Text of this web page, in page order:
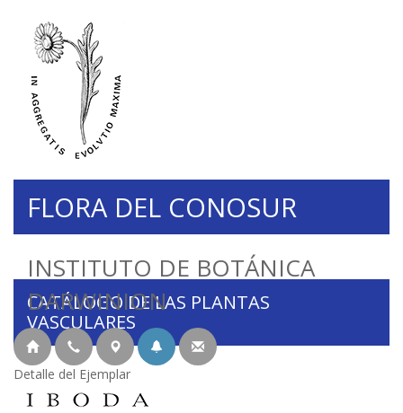
INSTITUTO DE BOTÁNICA
DARWINION
FLORA DEL CONOSUR
CATÁLOGO DE LAS PLANTAS
VASCULARES
Detalle del Ejemplar